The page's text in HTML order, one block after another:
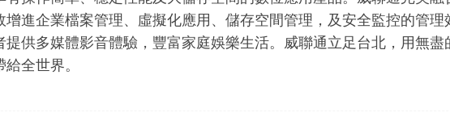
增進企業檔案管理、虛擬化應用、儲存空間管理，及安全監控的管理
提供多媒體影音體驗，豐富家庭娛樂生活。威聯通立足台北，用無盡
全世界。